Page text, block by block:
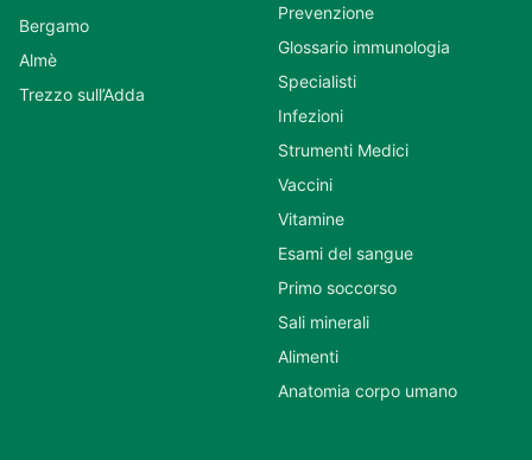
Bergamo
Almè
Trezzo sull’Adda
Prevenzione
Glossario immunologia
Specialisti
Infezioni
Strumenti Medici
Vaccini
Vitamine
Esami del sangue
Primo soccorso
Sali minerali
Alimenti
Anatomia corpo umano